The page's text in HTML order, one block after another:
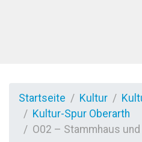
Startseite Kultur
Kultur-Spur Oberarth
O02 – Stammhaus